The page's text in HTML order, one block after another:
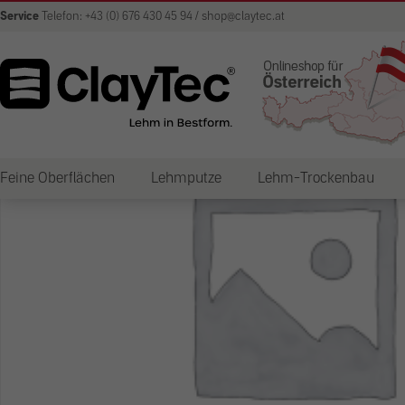
Service Telefon: +43 (0) 676 430 45 94 / shop@claytec.at
Feine Oberflächen Lehmputze Lehm-Trockenbau